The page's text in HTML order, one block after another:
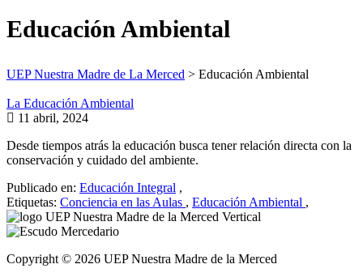
Educación Ambiental
UEP Nuestra Madre de La Merced > Educación Ambiental
La Educación Ambiental
11 abril, 2024
Desde tiempos atrás la educación busca tener relación directa con la
conservación y cuidado del ambiente.
Publicado en: Educación Integral ,
Etiquetas: Conciencia en las Aulas , Educación Ambiental ,
Copyright © 2026 UEP Nuestra Madre de la Merced